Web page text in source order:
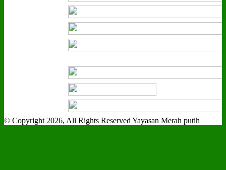
© Copyright 2026, All Rights Reserved Yayasan Merah putih